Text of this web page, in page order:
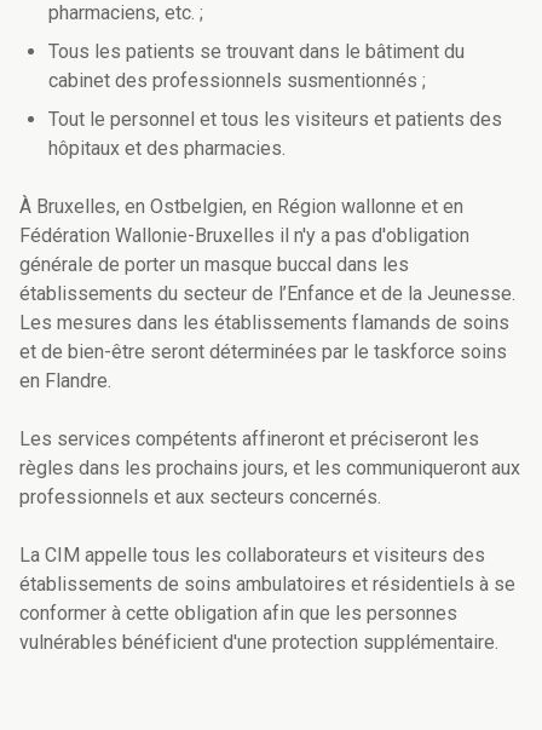
pharmaciens, etc. ;
Tous les patients se trouvant dans le bâtiment du
cabinet des professionnels susmentionnés ;
Tout le personnel et tous les visiteurs et patients des
hôpitaux et des pharmacies.
À Bruxelles, en Ostbelgien, en Région wallonne et en
Fédération Wallonie-Bruxelles il n'y a pas d'obligation
générale de porter un masque buccal dans les
établissements du secteur de l’Enfance et de la Jeunesse.
Les mesures dans les établissements flamands de soins
et de bien-être seront déterminées par le taskforce soins
en Flandre.
Les services compétents affineront et préciseront les
règles dans les prochains jours, et les communiqueront aux
professionnels et aux secteurs concernés.
La CIM appelle tous les collaborateurs et visiteurs des
établissements de soins ambulatoires et résidentiels à se
conformer à cette obligation afin que les personnes
vulnérables bénéficient d'une protection supplémentaire.